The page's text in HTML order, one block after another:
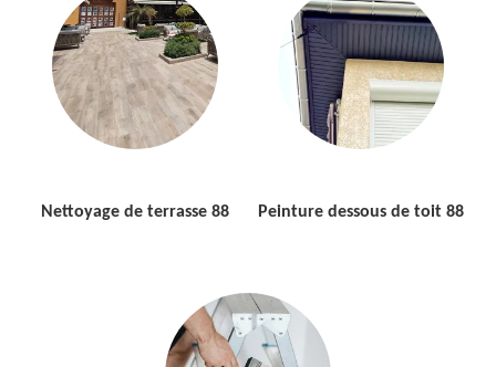
Nettoyage de terrasse 88 Peinture dessous de toit 88